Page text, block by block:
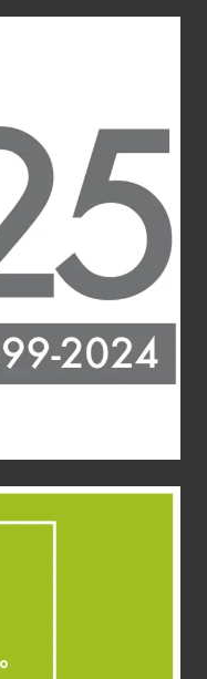
de Murcia
de Empresa Logotipo